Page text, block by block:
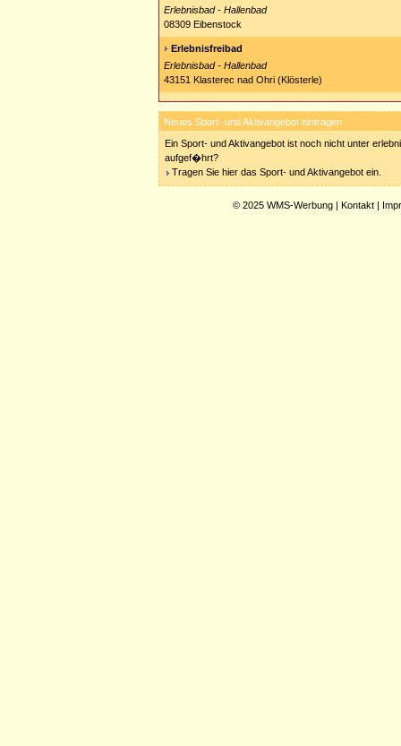
Erlebnisbad - Hallenbad
08309 Eibenstock
Erlebnisfreibad
Erlebnisbad - Hallenbad
43151 Klasterec nad Ohri (Klösterle)
Neues Sport- und Aktivangebot eintragen
Ein Sport- und Aktivangebot ist noch nicht unter
aufgef�hrt?
Tragen Sie hier das Sport- und Aktivangebot ein.
© 2025 WMS-Werbung | Kontakt |